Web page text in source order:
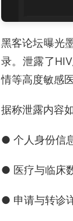
黑客论坛曝光
录。泄露了
情等高度敏感
据称泄露内容
● 个人身份信
● 医疗与临床
● 申请与转诊